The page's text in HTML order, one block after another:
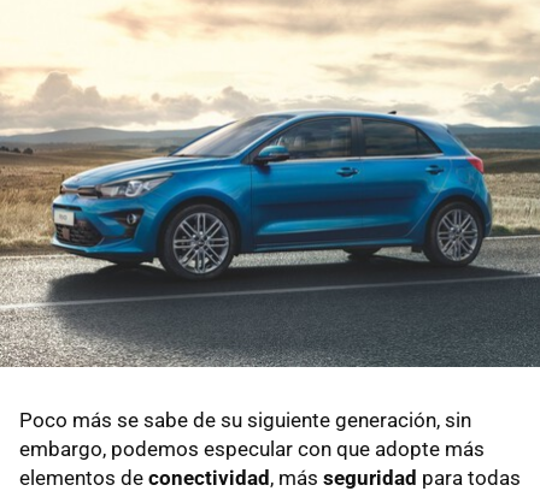
Poco más se sabe de su siguiente generación, sin
embargo, podemos especular con que adopte más
elementos de conectividad, más seguridad para todas